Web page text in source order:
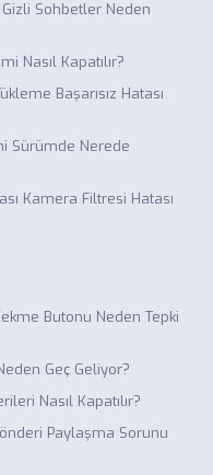
Sohbetler Neden
Nasıl Kapatılır?
Başarısız Hatası
Sürümde Nerede
Kamera Filtresi Hatası
Butonu Neden Tepki
Geç Geliyor?
Nasıl Kapatılır?
Paylaşma Sorunu